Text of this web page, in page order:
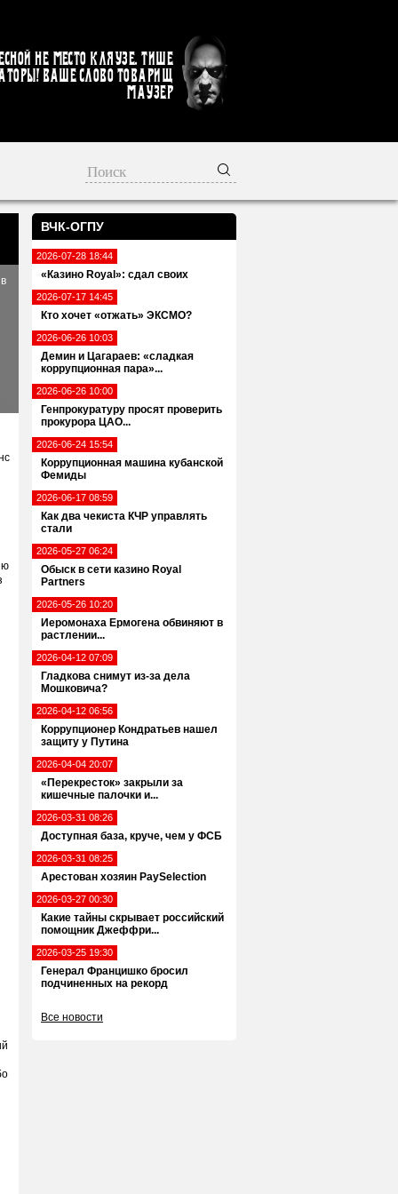
не место кляузе. Тише
Ваше слово товарищ
Маузер
ВЧК-ОГПУ
2026-07-28 18:44
«Казино Royal»: сдал своих
2026-07-17 14:45
Кто хочет «отжать» ЭКСМО?
2026-06-26 10:03
Демин и Цагараев: «сладкая
коррупционная пара»...
2026-06-26 10:00
Генпрокуратуру просят проверить
прокурора ЦАО...
2026-06-24 15:54
Коррупционная машина кубанской
Фемиды
2026-06-17 08:59
Как два чекиста КЧР управлять
стали
2026-05-27 06:24
Обыск в сети казино Royal
Partners
2026-05-26 10:20
Иеромонаха Ермогена обвиняют в
растлении...
2026-04-12 07:09
Гладкова снимут из-за дела
Мошковича?
2026-04-12 06:56
Коррупционер Кондратьев нашел
защиту у Путина
2026-04-04 20:07
«Перекресток» закрыли за
кишечные палочки и...
2026-03-31 08:26
Доступная база, круче, чем у ФСБ
2026-03-31 08:25
Арестован хозяин PaySelection
2026-03-27 00:30
Какие тайны скрывает российский
помощник Джеффри...
2026-03-25 19:30
Генерал Францишко бросил
подчиненных на рекорд
Все новости